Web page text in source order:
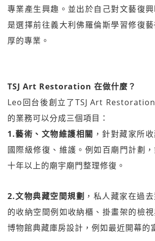
專業產生興趣。並出於自己對文藝復
是選擇前往義大利佛羅倫斯學習修復
厚的專業。
TSJ Art Restoration 在做什麼？
Leo回台後創立了TSJ Art
的業務可以分成三個項目：
1.藝術、文物維護相關 ，針對藏家所
國際級修復、維護。例如百廟門計劃
十年以上的廟宇廟門整理修復。
2.文物典藏空間規劃 ，私人藏家在過
的收納空間例如收納櫃、掛畫架的檢
博物館典藏庫房設計，例如最近開幕的